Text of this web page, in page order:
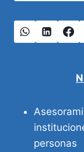
personas